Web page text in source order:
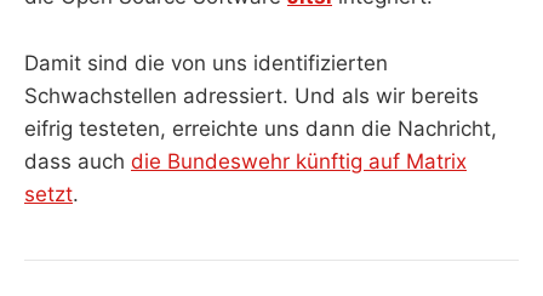
Damit sind die von uns identifizierten
Schwachstellen adressiert. Und als wir bereits
eifrig testeten, erreichte uns dann die Nachricht,
dass auch die Bundeswehr künftig auf Matrix
setzt.